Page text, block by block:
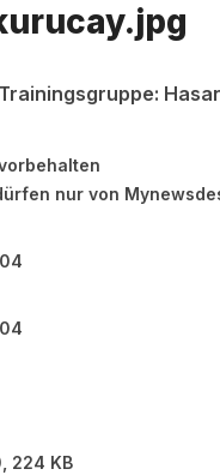
nur von
224 KB